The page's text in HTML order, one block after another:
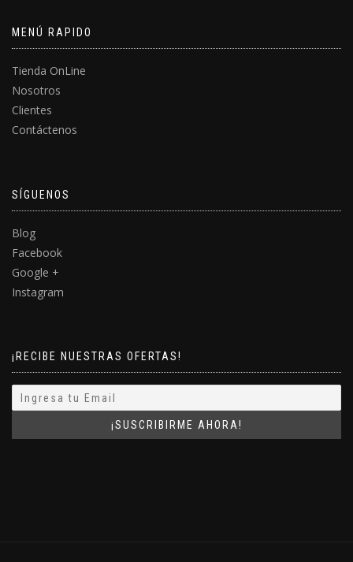
MENÚ RAPIDO
Tienda OnLine
Nosotros
Clientes
Contáctenos
SÍGUENOS
Blog
Facebook
Google +
Instagram
¡RECIBE NUESTRAS OFERTAS!